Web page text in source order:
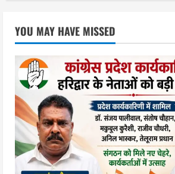
4
महंत यति रामस्वरूप
दिन चला हाई वोल्टेज
साथ ले गए यति
August 5, 2026
5
उत्तराखंड
जिला जेल में गूंजा मां गंगा
संगीतमय कथा से कैदियों
संदेश
August 5, 2026
YOU MAY HAVE MISSED